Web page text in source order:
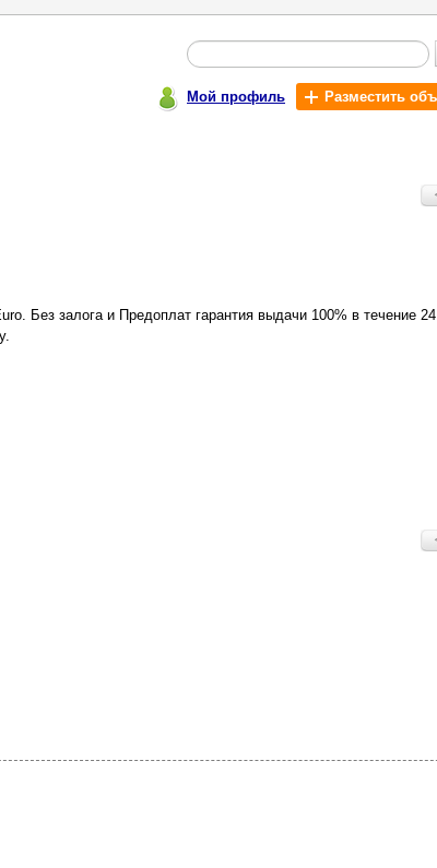
Мой профиль Разместить
Без залога и Предоплат гарантия выдачи 100% в течение